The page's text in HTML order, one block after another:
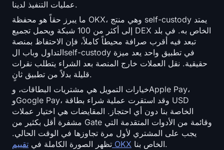
عمليات التنفيذ لدينا.
ما يبرز حقاً هو محفظة OKX، وهي منتج self-custody يمتد
إلى أكثر من 100 شبكة ويحمل تجميع DEX الخاص به. في بلد
تبعد فيه أقرب صرافة محيطاً كاملاً، فإن الاحتفاظ بمنصة
التداول وباب الself-custody في تطبيق واحد يعد ميزة
حقيقية. نقل العملات خارج المنصة بعد الشراء يتطلب نقرات
قليلة بدلاً من تطبيق ثانٍ.
خيارات التمويل هي مشتريات البطاقات، وApple Pay،
وGoogle Pay، وقد استقرت عملية شراء بطاقة USD
الخاصة بنا دون أي احتجاز. المقايضات هي اختيار عملات
مشفرة أقل بكثير من Gate وقائمة من الأدوات المتقدمة التي
يجب على المشتري لأول مرة تجاوزها في الوقت الحالي.
تظهر الصورة الكاملة في تقييم OKX الخاص بنا.